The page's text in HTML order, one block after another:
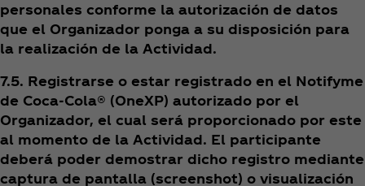
personales conforme la autorización de datos
que el Organizador ponga a su disposición para
la realización de la Actividad.
7.5. Registrarse o estar registrado en el Notifyme
de Coca‑Cola® (OneXP) autorizado por el
Organizador, el cual será proporcionado por este
al momento de la Actividad. El participante
deberá poder demostrar dicho registro mediante
captura de pantalla (screenshot) o visualización